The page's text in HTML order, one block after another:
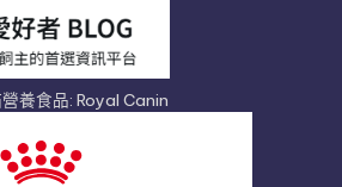
養食品: Royal Canin